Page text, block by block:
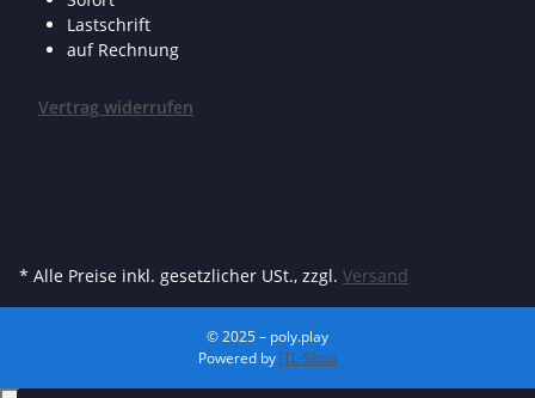
Lastschrift
auf Rechnung
Vertrag widerrufen
* Alle Preise inkl. gesetzlicher USt., zzgl. Versand
© 2025 – poly.play
Powered by JTL-Shop